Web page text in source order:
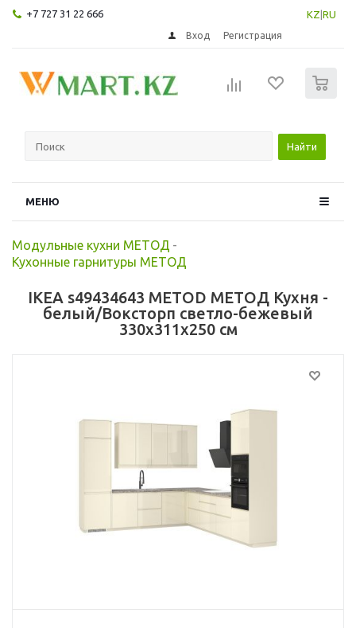
+7 727 31 22 666 KZ RU
Вход Регистрация
Найти
МЕНЮ
Модульные кухни МЕТОД -
Кухонные гарнитуры МЕТОД
IKEA s49434643 METOD МЕТОД Кухня -
белый/Воксторп светло-бежевый
330x311x250 см